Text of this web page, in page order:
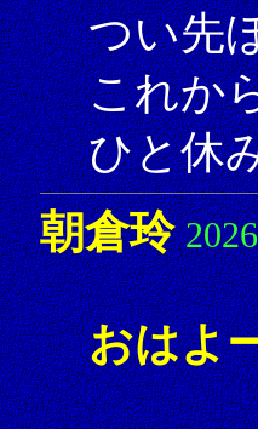
つい先
これか
ひと休
朝倉玲
おはよ